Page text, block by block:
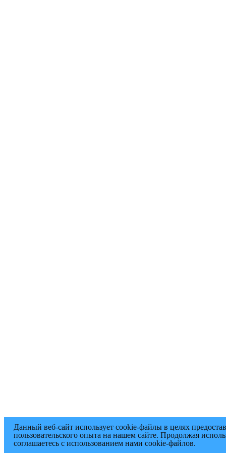
Данный веб-сайт использует cookie-файлы в целях
пользовательского опыта на нашем сайте. Продолжая
соглашаетесь с использованием нами cookie-файлов.